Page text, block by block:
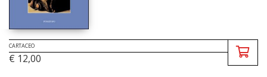
CARTACEO
€ 12,00